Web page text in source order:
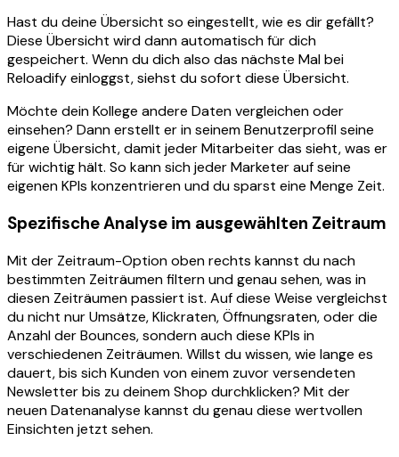
Hast du deine Übersicht so eingestellt, wie es dir gefällt?
Diese Übersicht wird dann automatisch für dich
gespeichert. Wenn du dich also das nächste Mal bei
Reloadify einloggst, siehst du sofort diese Übersicht.
Möchte dein Kollege andere Daten vergleichen oder
einsehen? Dann erstellt er in seinem Benutzerprofil seine
eigene Übersicht, damit jeder Mitarbeiter das sieht, was er
für wichtig hält. So kann sich jeder Marketer auf seine
eigenen KPIs konzentrieren und du sparst eine Menge Zeit.
Spezifische Analyse im ausgewählten Zeitraum
Mit der Zeitraum-Option oben rechts kannst du nach
bestimmten Zeiträumen filtern und genau sehen, was in
diesen Zeiträumen passiert ist. Auf diese Weise vergleichst
du nicht nur Umsätze, Klickraten, Öffnungsraten, oder die
Anzahl der Bounces, sondern auch diese KPIs in
verschiedenen Zeiträumen. Willst du wissen, wie lange es
dauert, bis sich Kunden von einem zuvor versendeten
Newsletter bis zu deinem Shop durchklicken? Mit der
neuen Datenanalyse kannst du genau diese wertvollen
Einsichten jetzt sehen.